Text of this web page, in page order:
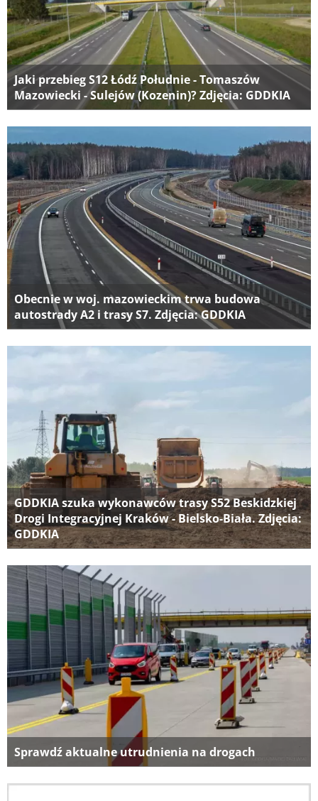
Jaki przebieg S12 Łódź Południe - Tomaszów
Mazowiecki - Sulejów (Kozenin)? Zdjęcia: GDDKIA
Obecnie w woj. mazowieckim trwa budowa
autostrady A2 i trasy S7. Zdjęcia: GDDKIA
GDDKIA szuka wykonawców trasy S52 Beskidzkiej
Drogi Integracyjnej Kraków - Bielsko-Biała. Zdjęcia:
GDDKIA
Sprawdź aktualne utrudnienia na drogach